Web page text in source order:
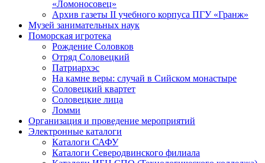
«Ломоносовец»
Архив газеты II учебного корпуса ПГУ «Гранж»
Музей занимательных наук
Поморская игротека
Рождение Соловков
Отряд Соловецкий
Патриархэс
На камне веры: случай в Сийском монастыре
Соловецкий квартет
Соловецкие лица
Ломми
Организация и проведение мероприятий
Электронные каталоги
Каталоги САФУ
Каталоги Северодвинского филиала